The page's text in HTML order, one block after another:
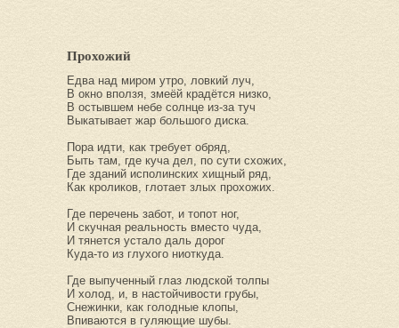
Прохожий
Едва над миром утро, ловкий луч,
В окно вползя, змеёй крадётся низко,
В остывшем небе солнце из-за туч
Выкатывает жар большого диска.
Пора идти, как требует обряд,
Быть там, где куча дел, по сути схожих,
Где зданий исполинских хищный ряд,
Как кроликов, глотает злых прохожих.
Где перечень забот, и топот ног,
И скучная реальность вместо чуда,
И тянется устало даль дорог
Куда-то из глухого ниоткуда.
Где выпученный глаз людской толпы
И холод, и, в настойчивости грубы,
Снежинки, как голодные клопы,
Впиваются в гуляющие шубы.